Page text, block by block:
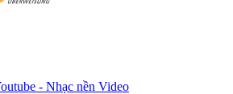
- Nhạc nền Video